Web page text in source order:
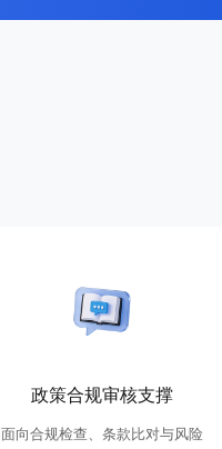
政策合规审核支撑
面向合规检查、条款比对与风险